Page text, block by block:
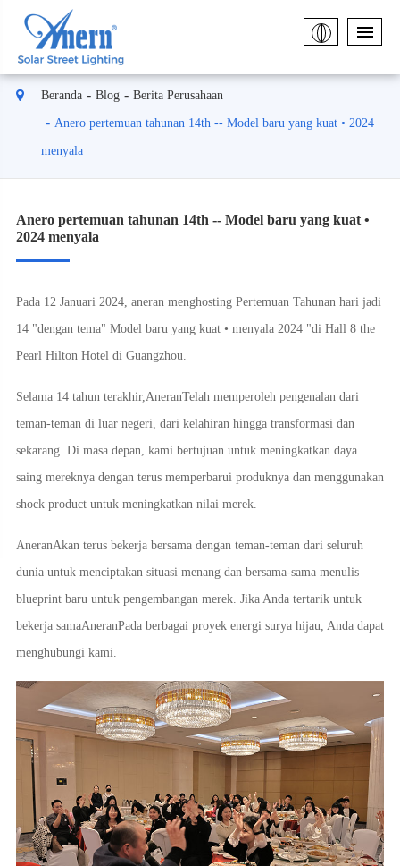
Beranda Blog Berita Perusahaan
Anero pertemuan tahunan 14th -- Model baru yang kuat • 2024
menyala
Anero pertemuan tahunan 14th -- Model baru yang kuat •
2024 menyala
Pada 12 Januari 2024, aneran menghosting Pertemuan Tahunan hari jadi
14 "dengan tema" Model baru yang kuat • menyala 2024 "di Hall 8 the
Pearl Hilton Hotel di Guangzhou.
Selama 14 tahun terakhir,AneranTelah memperoleh pengenalan dari
teman-teman di luar negeri, dari kelahiran hingga transformasi dan
sekarang. Di masa depan, kami bertujuan untuk meningkatkan daya
saing mereknya dengan terus memperbarui produknya dan menggunakan
shock product untuk meningkatkan nilai merek.
AneranAkan terus bekerja bersama dengan teman-teman dari seluruh
dunia untuk menciptakan situasi menang dan bersama-sama menulis
blueprint baru untuk pengembangan merek. Jika Anda tertarik untuk
bekerja samaAneranPada berbagai proyek energi surya hijau, Anda dapat
menghubungi kami.